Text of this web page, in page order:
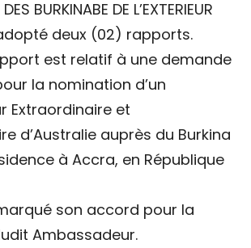
BURKINABE DE L’EXTERIEUR
deux (02) rapports.
est relatif à une demande
la nomination d’un
Extraordinaire et
d’Australie auprès du Burkina
à Accra, en République
son accord pour la
Ambassadeur.